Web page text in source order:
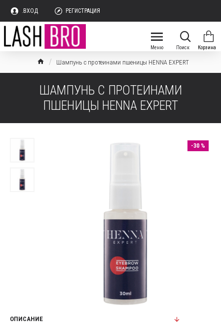
.ВХОД РЕГИСТРАЦИЯ
Шампунь c протеинами пшеницы HENNA EXPERT
ШАМПУНЬ C ПРОТЕИНАМИ
ПШЕНИЦЫ HENNA EXPERT
-30 %
ОПИСАНИЕ